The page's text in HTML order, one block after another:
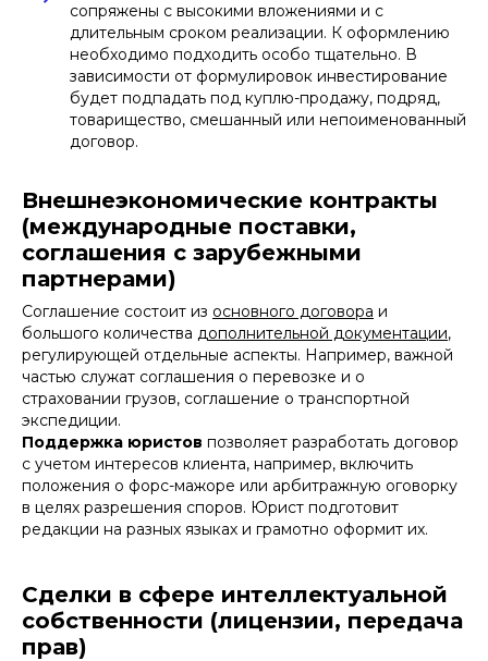
сопряжены с высокими вложениями и с
длительным сроком реализации. К оформлению
необходимо подходить особо тщательно. В
зависимости от формулировок инвестирование
будет подпадать под куплю-продажу, подряд,
товарищество, смешанный или непоименованный
договор.
Внешнеэкономические контракты
(международные поставки,
соглашения с зарубежными
партнерами)
Соглашение состоит из основного договора и
большого количества дополнительной документации,
регулирующей отдельные аспекты. Например, важной
частью служат соглашения о перевозке и о
страховании грузов, соглашение о транспортной
экспедиции.
Поддержка юристов позволяет разработать договор
с учетом интересов клиента, например, включить
положения о форс-мажоре или арбитражную оговорку
в целях разрешения споров. Юрист подготовит
редакции на разных языках и грамотно оформит их.
Сделки в сфере интеллектуальной
собственности (лицензии, передача
прав)